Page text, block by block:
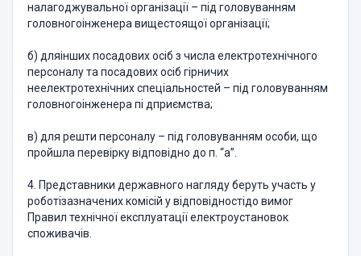
налагоджувальної органiзацiї – пiд головуванням
головногоiнженера вищестоящої органiзацiї;
б) дляiнших посадових осіб з числа електротехнiчного
персоналу та посадових осіб гiрничих
неелектротехнiчних спецiальностей – пiд головуванням
головногоiнженера пi дприємства;
в) для решти персоналу – пiд головуванням особи, що
пройшла перевiрку вiдповiдно до п. “а”.
4. Представники державного нагляду беруть участь у
роботiзазначених комiсiй у вiдповiдностiдо вимог
Правил технічної експлуатації електроустановок
споживачiв.